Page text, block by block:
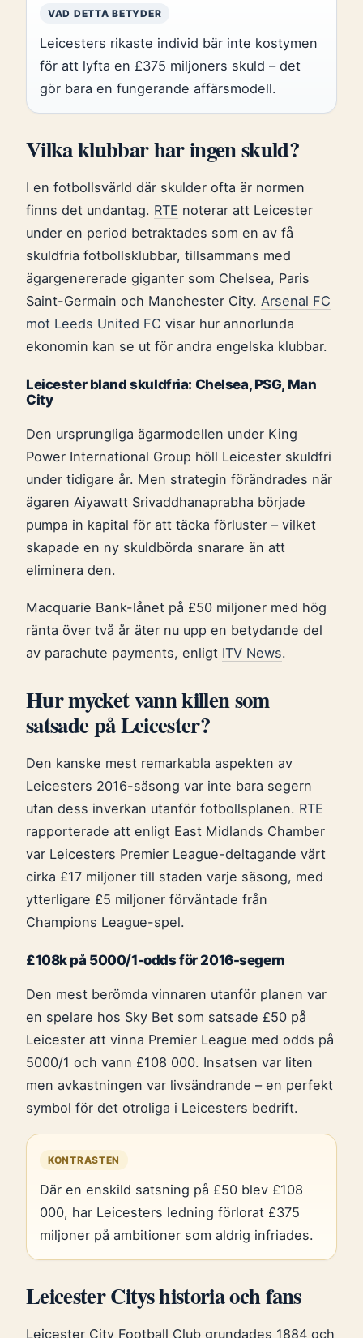
VAD DETTA BETYDER
Leicesters rikaste individ bär inte kostymen
för att lyfta en £375 miljoners skuld – det
gör bara en fungerande affärsmodell.
Vilka klubbar har ingen skuld?
I en fotbollsvärld där skulder ofta är normen
finns det undantag. RTE noterar att Leicester
under en period betraktades som en av få
skuldfria fotbollsklubbar, tillsammans med
ägargenererade giganter som Chelsea, Paris
Saint-Germain och Manchester City. Arsenal FC
mot Leeds United FC visar hur annorlunda
ekonomin kan se ut för andra engelska klubbar.
Leicester bland skuldfria: Chelsea, PSG, Man
City
Den ursprungliga ägarmodellen under King
Power International Group höll Leicester skuldfri
under tidigare år. Men strategin förändrades när
ägaren Aiyawatt Srivaddhanaprabha började
pumpa in kapital för att täcka förluster – vilket
skapade en ny skuldbörda snarare än att
eliminera den.
Macquarie Bank-lånet på £50 miljoner med hög
ränta över två år äter nu upp en betydande del
av parachute payments, enligt ITV News.
Hur mycket vann killen som
satsade på Leicester?
Den kanske mest remarkabla aspekten av
Leicesters 2016-säsong var inte bara segern
utan dess inverkan utanför fotbollsplanen. RTE
rapporterade att enligt East Midlands Chamber
var Leicesters Premier League-deltagande värt
cirka £17 miljoner till staden varje säsong, med
ytterligare £5 miljoner förväntade från
Champions League-spel.
£108k på 5000/1-odds för 2016-segern
Den mest berömda vinnaren utanför planen var
en spelare hos Sky Bet som satsade £50 på
Leicester att vinna Premier League med odds på
5000/1 och vann £108 000. Insatsen var liten
men avkastningen var livsändrande – en perfekt
symbol för det otroliga i Leicesters bedrift.
KONTRASTEN
Där en enskild satsning på £50 blev £108
000, har Leicesters ledning förlorat £375
miljoner på ambitioner som aldrig infriades.
Leicester Citys historia och fans
Leicester City Football Club grundades 1884 och